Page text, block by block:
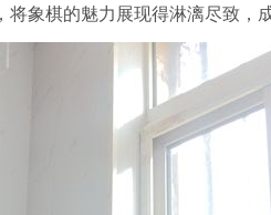
象棋的魅力展现得淋漓尽致，